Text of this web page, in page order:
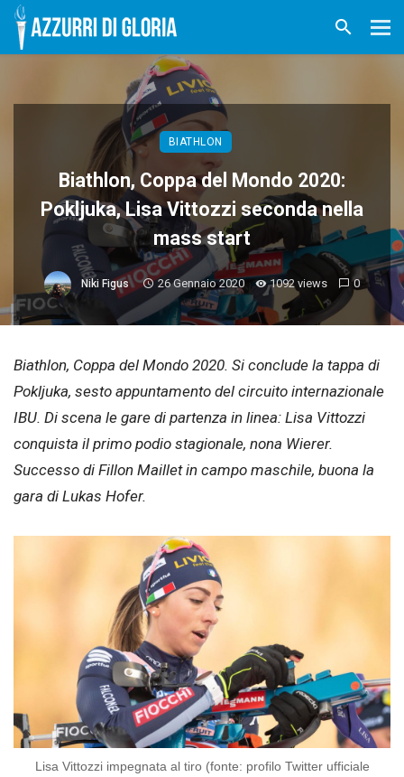
BIATHLON
Biathlon, Coppa del Mondo 2020:
Pokljuka, Lisa Vittozzi seconda nella
mass start
Niki Figus 26 Gennaio 2020 1092 views 0
Biathlon, Coppa del Mondo 2020. Si conclude la tappa di
Pokljuka, sesto appuntamento del circuito internazionale
IBU. Di scena le gare di partenza in linea: Lisa Vittozzi
conquista il primo podio stagionale, nona Wierer.
Successo di Fillon Maillet in campo maschile, buona la
gara di Lukas Hofer.
Lisa Vittozzi impegnata al tiro (fonte: profilo Twitter ufficiale